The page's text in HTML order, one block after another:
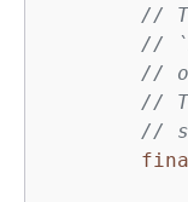
//
//
//
//
//